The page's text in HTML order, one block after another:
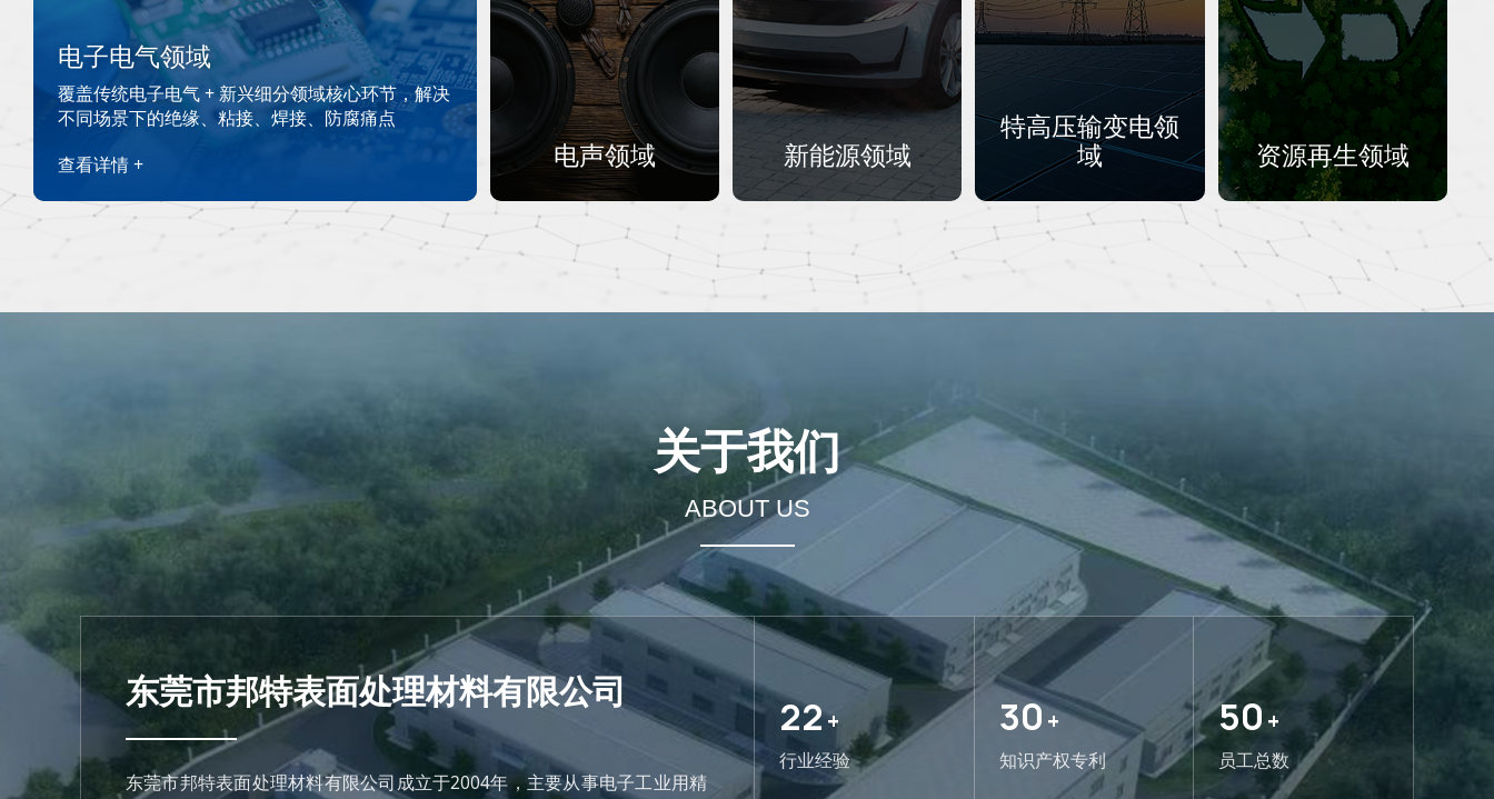
电子电气领域
覆盖传统电子电气 + 新兴细分领域核心环节，解决
不同场景下的绝缘、粘接、焊接、防腐痛点
查看详情 +
电声领域 新能源领域
特高压输变电领
域
资源再生领域
关于我们
ABOUT US
东莞市邦特表面处理材料有限公司
东莞市邦特表面处理材料有限公司成立于2004年，主要从事电子工业用精
22+
行业经验
30+
知识产权专利
50 +
员工总数